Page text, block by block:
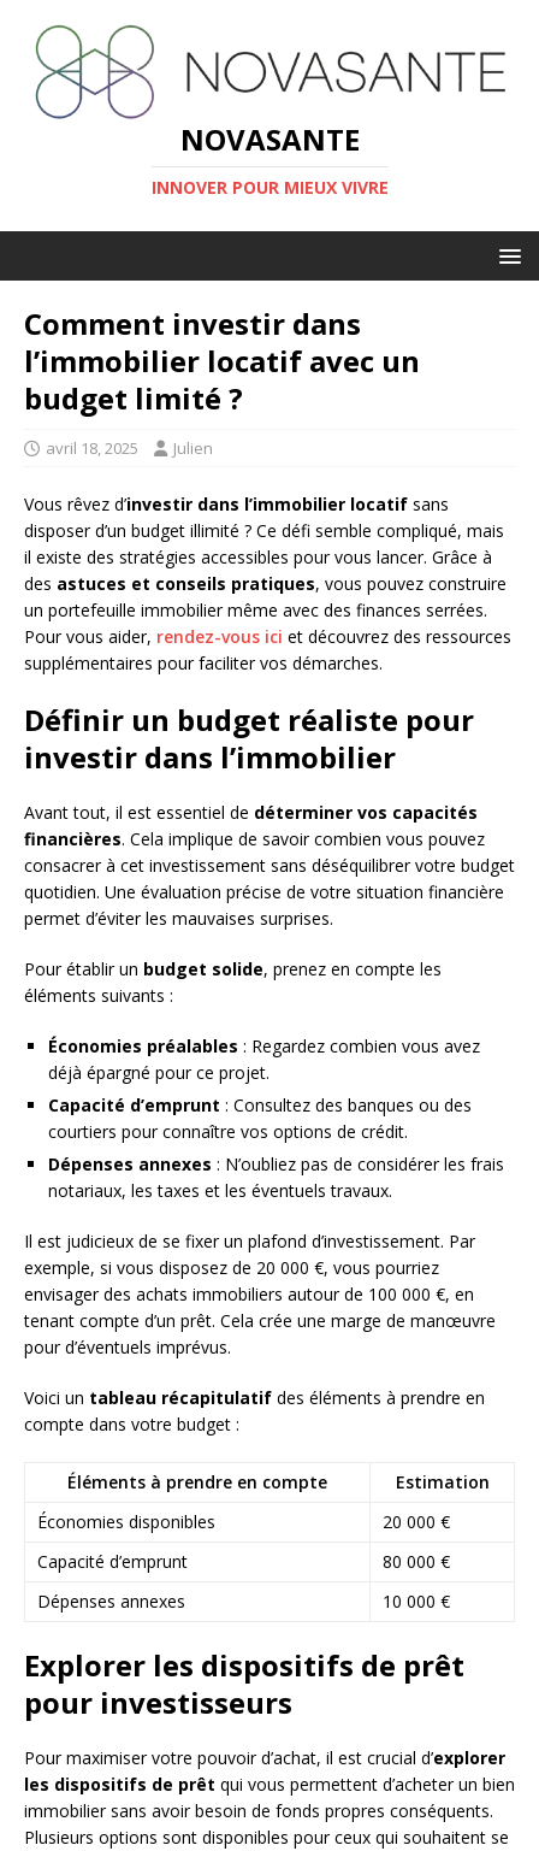
NOVASANTE
INNOVER POUR MIEUX VIVRE
Comment investir dans
l’immobilier locatif avec un
budget limité ?
avril 18, 2025 Julien
Vous rêvez d’investir dans l’immobilier locatif sans
disposer d’un budget illimité ? Ce défi semble compliqué, mais
il existe des stratégies accessibles pour vous lancer. Grâce à
des astuces et conseils pratiques, vous pouvez construire
un portefeuille immobilier même avec des finances serrées.
Pour vous aider, rendez-vous ici et découvrez des ressources
supplémentaires pour faciliter vos démarches.
Définir un budget réaliste pour
investir dans l’immobilier
Avant tout, il est essentiel de déterminer vos capacités
financières. Cela implique de savoir combien vous pouvez
consacrer à cet investissement sans déséquilibrer votre budget
quotidien. Une évaluation précise de votre situation financière
permet d’éviter les mauvaises surprises.
Pour établir un budget solide, prenez en compte les
éléments suivants :
Économies préalables : Regardez combien vous avez
déjà épargné pour ce projet.
Capacité d’emprunt : Consultez des banques ou des
courtiers pour connaître vos options de crédit.
Dépenses annexes : N’oubliez pas de considérer les frais
notariaux, les taxes et les éventuels travaux.
Il est judicieux de se fixer un plafond d’investissement. Par
exemple, si vous disposez de 20 000 €, vous pourriez
envisager des achats immobiliers autour de 100 000 €, en
tenant compte d’un prêt. Cela crée une marge de manœuvre
pour d’éventuels imprévus.
Voici un tableau récapitulatif des éléments à prendre en
compte dans votre budget :
Éléments à prendre en compte
Estimation
Économies disponibles
20 000 €
Capacité d’emprunt
80 000 €
Dépenses annexes
10 000 €
Explorer les dispositifs de prêt
pour investisseurs
Pour maximiser votre pouvoir d’achat, il est crucial d’explorer
les dispositifs de prêt qui vous permettent d’acheter un bien
immobilier sans avoir besoin de fonds propres conséquents.
Plusieurs options sont disponibles pour ceux qui souhaitent se